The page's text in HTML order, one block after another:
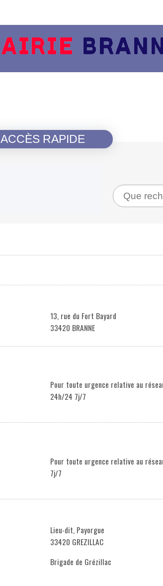
ACCÈS RAPIDE
Recherche
13, rue du Fort Bayard
33420 BRANNE
Pour toute urgence relative au
24h/24 7j/7
Pour toute urgence relative au
7j/7
Lieu-dit, Payorgue
33420 GREZILLAC
Brigade de Grézillac